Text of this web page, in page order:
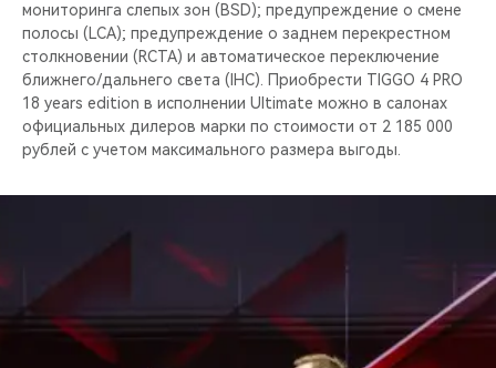
мониторинга слепых зон (BSD); предупреждение о смене
полосы (LCA); предупреждение о заднем перекрестном
столкновении (RCTA) и автоматическое переключение
ближнего/дальнего света (IHC). Приобрести TIGGO 4 PRO
18 years edition в исполнении Ultimate можно в салонах
официальных дилеров марки по стоимости от 2 185 000
рублей c учетом максимального размера выгоды.